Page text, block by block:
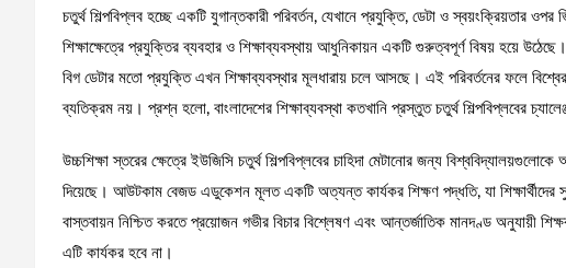
চতুর্থ শিল্পবিপ্লব হচ্ছে একটি যুগান্তকারী পরিবর্তন, যেখানে প্রযুক্তি, ডেটা ও স্বয়ংক্রিয়তার ওপর
শিক্ষাক্ষেত্রে প্রযুক্তির ব্যবহার ও শিক্ষাব্যবস্থায় আধুনিকায়ন একটি গুরুত্বপূর্ণ বিষয় হয়ে
বিগ ডেটার মতো প্রযুক্তি এখন শিক্ষাব্যবস্থার মূলধারায় চলে আসছে। এই পরিবর্তনের ফলে
ব্যতিক্রম নয়। প্রশ্ন হলো, বাংলাদেশের শিক্ষাব্যবস্থা কতখানি প্রস্তুত চতুর্থ শিল্পবিপ্লবের
উচ্চশিক্ষা স্তরের ক্ষেত্রে ইউজিসি চতুর্থ শিল্পবিপ্লবের চাহিদা মেটানোর জন্য
দিয়েছে। আউটকাম বেজড এডুকেশন মূলত একটি অত্যন্ত কার্যকর শিক্ষণ পদ্ধতি, যা শিক্ষার্থীদের
বাস্তবায়ন নিশ্চিত করতে প্রয়োজন গভীর বিচার বিশ্লেষণ এবং আন্তর্জাতিক মানদণ্ড অনুযায়ী
এটি কার্যকর হবে না।